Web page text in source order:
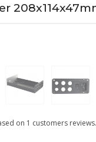
on 1 customers reviews.